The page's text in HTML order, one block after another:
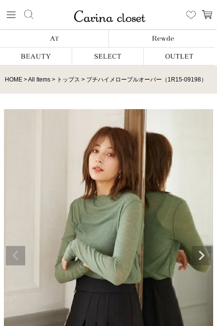
HOME All Items トップス プチハイメロープルオーバー（1R15-09198）